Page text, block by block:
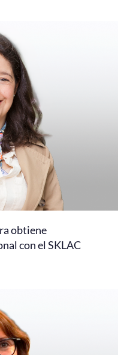
obtiene
con el SKLAC